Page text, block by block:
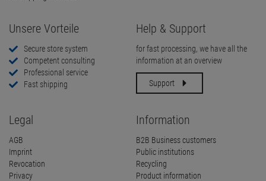
Unsere Vorteile
Secure store system
Competent consulting
Professional service
Fast shipping
Help & Support
for fast processing, we have all the
information at an overview
Support
Legal
AGB
Imprint
Revocation
Privacy
Information
B2B Business customers
Public institutions
Recycling
Product information